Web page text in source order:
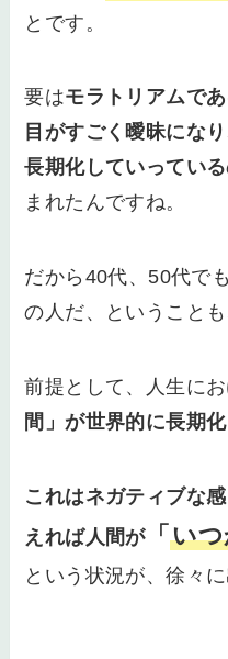
とです。
要はモラトリアムで
目がすごく曖昧にな
長期化していっている
まれたんですね。
だから40代、50代で
の人だ、ということ
前提として、人生に
間」が世界的に長期
これはネガティブな
えれば人間が「い
という状況が、徐々